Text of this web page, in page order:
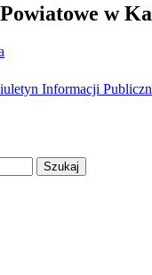
w
Informacji
Szukaj